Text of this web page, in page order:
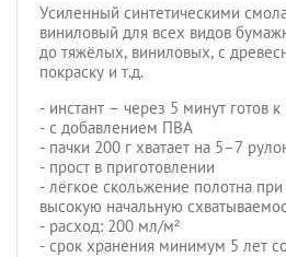
Усиленный синтетическими
виниловый для всех видов
до тяжёлых, виниловых, с
покраску и т.д.
- инстант – через 5 минут готов
- с добавлением ПВA
- пачки 200 г хватает на 5–7
- прост в приготовлении
- лёгкое скольжение полотна
высокую начальную
- pасход: 200 мл/м²
- срок хранения минимум 5 лет